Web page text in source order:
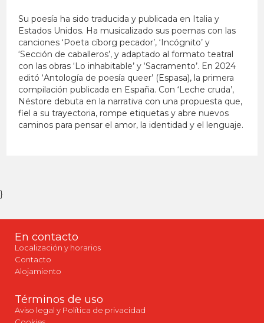
Su poesía ha sido traducida y publicada en Italia y
Estados Unidos. Ha musicalizado sus poemas con las
canciones ‘Poeta cíborg pecador’, ‘Incógnito’ y
‘Sección de caballeros’, y adaptado al formato teatral
con las obras ‘Lo inhabitable’ y ‘Sacramento’. En 2024
editó ‘Antología de poesía queer’ (Espasa), la primera
compilación publicada en España. Con ‘Leche cruda’,
Néstore debuta en la narrativa con una propuesta que,
fiel a su trayectoria, rompe etiquetas y abre nuevos
caminos para pensar el amor, la identidad y el lenguaje.
}
En contacto
Localización y horarios
Contacto
Alojamiento
Términos de uso
Aviso legal y Política de privacidad